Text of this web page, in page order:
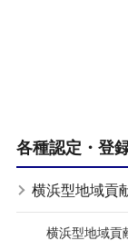
各種認定・登
横浜型地域貢
横浜型地域貢